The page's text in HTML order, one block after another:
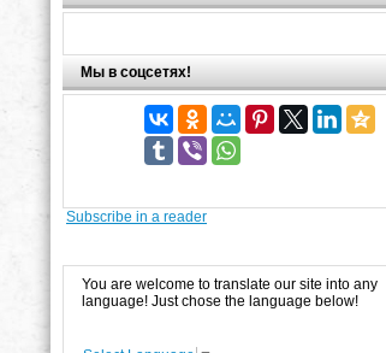
Мы в соцсетях!
Subscribe in a reader
You are welcome to translate our site into any
language! Just chose the language below!